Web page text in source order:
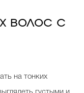
волос с
на тонких